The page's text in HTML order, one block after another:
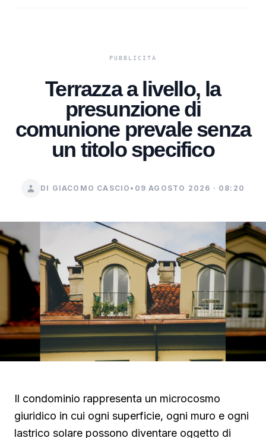
Terrazza a livello, la
presunzione di
comunione prevale senza
un titolo specifico
DI GIACOMO CASCIO • 09 AGOSTO 2026 · 08:20
Il condominio rappresenta un microcosmo
giuridico in cui ogni superficie, ogni muro e ogni
lastrico solare possono diventare oggetto di